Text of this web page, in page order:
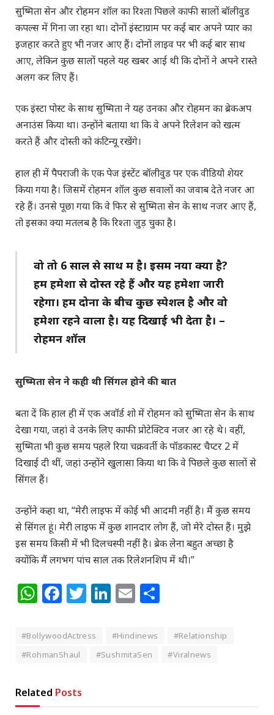
सुष्मिता सेन और रोहमन शॉल का रिश्ता पिछले काफी सालों बॉलीवुड
कपल्स में गिना जा रहा था। दोनों इंस्टाग्राम पर कई बार अपने प्यार का
इजहार करते हुए भी नजर आए हैं। दोनों लाइव पर भी कई बार साथ
आए, लेकिन कुछ सालों पहले यह खबर आई थी कि दोनों ने अपने रास्ते
अलग कर लिए हैं।
एक इंस्टा पोस्ट के साथ सुष्मिता ने यह उनका और रोहमन का ब्रेकअप
अनाउंस किया था। उन्होंने बताया था कि वे अपने रिलेशन को खत्म
करते हैं और दोस्ती को कंटिन्यू रखेंगे।
हाल ही में पैपराजी के एक पेज इंस्टेंट बॉलीवुड पर एक वीडियो शेयर
किया गया है। जिसमें रोहमन शॉल कुछ सवालों का जवाब देते नजर आ
रहे हैं। उनसे पूछा गया कि वे फिर से सुष्मिता सेन के साथ नजर आए हैं,
तो इसका क्या मतलब है कि रिश्ता जुड़ चुका है।
वो तो 6 साल से साथ में है। इसमें नया क्या है?
हम हमेशा से दोस्त रहे हैं और यह हमेशा जारी
रहेगा। हम दोनों के बीच कुछ स्पेशल है और वो
हमेशा रहने वाला है। यह दिखाई भी देता है। –
रोहमन शॉल
सुष्मिता सेन ने कही थी सिंगल होने की बात
बता दें कि हाल ही में एक अवॉर्ड शो में रोहमन को सुष्मिता सेन के साथ
देखा गया, जहां वे उनके लिए काफी प्रोटेक्टिव नजर आ रहे थे। वहीं,
सुष्मिता भी कुछ समय पहले रिया चक्रवर्ती के पॉडकास्ट चैप्टर 2 में
दिखाई दी थीं, जहां उन्होंने खुलासा किया था कि वे पिछले कुछ सालों से
सिंगल हैं।
उन्होंने कहा था, “मेरी लाइफ में कोई भी आदमी नहीं है। मैं कुछ समय
से सिंगल हूं। मेरी लाइफ में कुछ शानदार लोग हैं, जो मेरे दोस्त हैं। मुझे
इस समय किसी में भी दिलचस्पी नहीं है। ब्रेक लेना बहुत अच्छा है
क्योंकि मैं लगभग पांच साल तक रिलेशनशिप में थी।”
WhatsApp
Facebook
Twitter
LinkedIn
Email
#BollywoodActress #Hindinews
#Relationship
#RohmanShaul
#SushmitaSen #Viralnews
Related Posts